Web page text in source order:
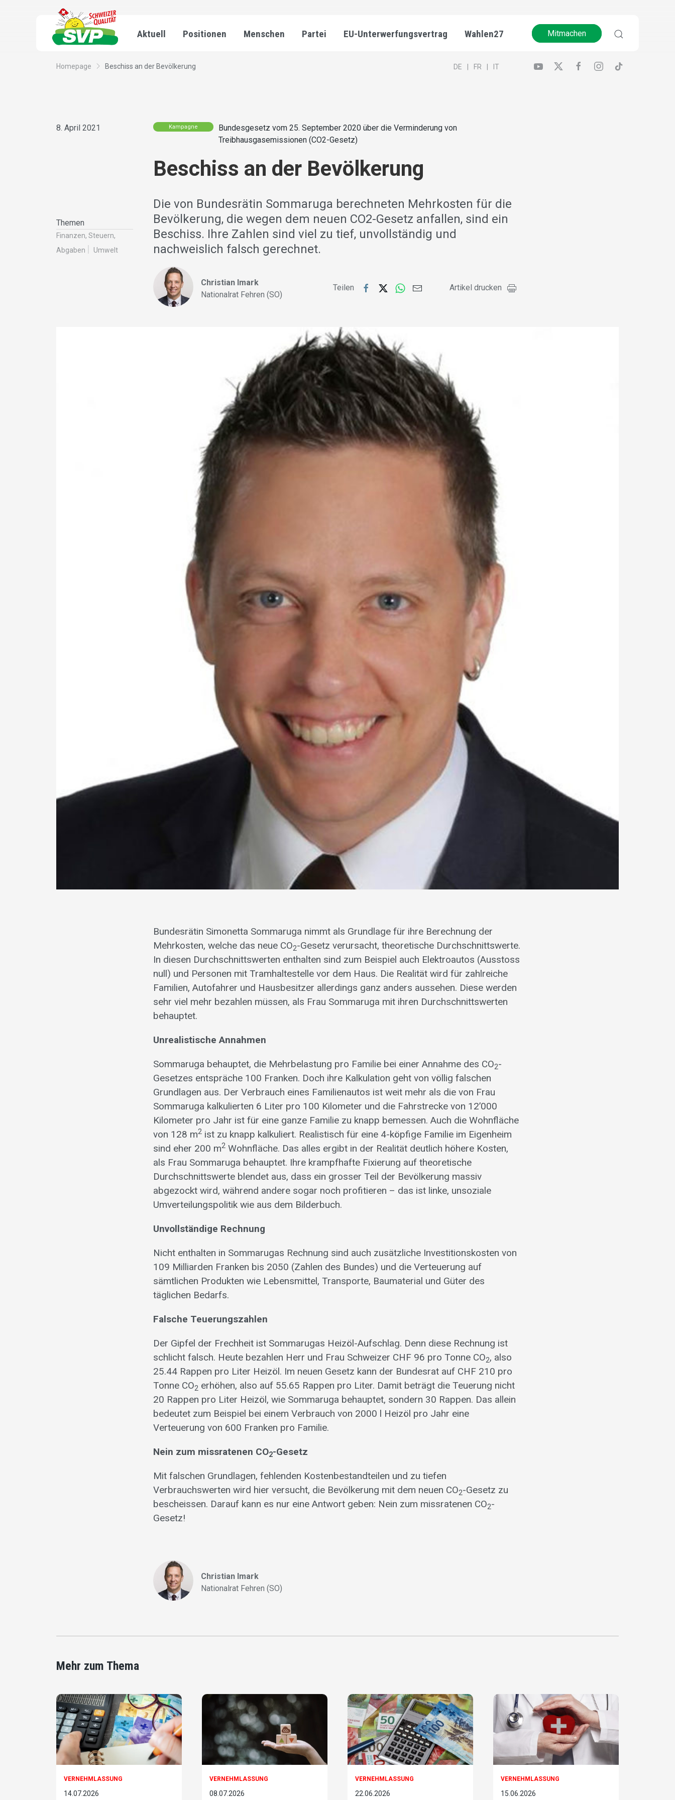
Aktuell Positionen Menschen Partei EU-Unterwerfungsvertrag Wahlen27 Mitmachen
Homepage Beschiss an der Bevölkerung DE FR IT
8. April 2021
Themen
Finanzen, Steuern,
Abgaben
Umwelt
Kampagne
Bundesgesetz vom 25. September 2020 über die Verminderung von
Treibhausgasemissionen (CO2-Gesetz)
Beschiss an der Bevölkerung
Die von Bundesrätin Sommaruga berechneten Mehrkosten für die
Bevölkerung, die wegen dem neuen CO2-Gesetz anfallen, sind ein
Beschiss. Ihre Zahlen sind viel zu tief, unvollständig und
nachweislich falsch gerechnet.
Christian Imark
Nationalrat Fehren (SO)
Teilen Artikel drucken
Bundesrätin Simonetta Sommaruga nimmt als Grundlage für ihre Berechnung der
Mehrkosten, welche das neue CO2-Gesetz verursacht, theoretische Durchschnittswerte.
In diesen Durchschnittswerten enthalten sind zum Beispiel auch Elektroautos (Ausstoss
null) und Personen mit Tramhaltestelle vor dem Haus. Die Realität wird für zahlreiche
Familien, Autofahrer und Hausbesitzer allerdings ganz anders aussehen. Diese werden
sehr viel mehr bezahlen müssen, als Frau Sommaruga mit ihren Durchschnittswerten
behauptet.
Unrealistische Annahmen
Sommaruga behauptet, die Mehrbelastung pro Familie bei einer Annahme des CO2-
Gesetzes entspräche 100 Franken. Doch ihre Kalkulation geht von völlig falschen
Grundlagen aus. Der Verbrauch eines Familienautos ist weit mehr als die von Frau
Sommaruga kalkulierten 6 Liter pro 100 Kilometer und die Fahrstrecke von 12’000
Kilometer pro Jahr ist für eine ganze Familie zu knapp bemessen. Auch die Wohnfläche
von 128 m2 ist zu knapp kalkuliert. Realistisch für eine 4-köpfige Familie im Eigenheim
sind eher 200 m2 Wohnfläche. Das alles ergibt in der Realität deutlich höhere Kosten,
als Frau Sommaruga behauptet. Ihre krampfhafte Fixierung auf theoretische
Durchschnittswerte blendet aus, dass ein grosser Teil der Bevölkerung massiv
abgezockt wird, während andere sogar noch profitieren – das ist linke, unsoziale
Umverteilungspolitik wie aus dem Bilderbuch.
Unvollständige Rechnung
Nicht enthalten in Sommarugas Rechnung sind auch zusätzliche Investitionskosten von
109 Milliarden Franken bis 2050 (Zahlen des Bundes) und die Verteuerung auf
sämtlichen Produkten wie Lebensmittel, Transporte, Baumaterial und Güter des
täglichen Bedarfs.
Falsche Teuerungszahlen
Der Gipfel der Frechheit ist Sommarugas Heizöl-Aufschlag. Denn diese Rechnung ist
schlicht falsch. Heute bezahlen Herr und Frau Schweizer CHF 96 pro Tonne CO2, also
25.44 Rappen pro Liter Heizöl. Im neuen Gesetz kann der Bundesrat auf CHF 210 pro
Tonne CO2 erhöhen, also auf 55.65 Rappen pro Liter. Damit beträgt die Teuerung nicht
20 Rappen pro Liter Heizöl, wie Sommaruga behauptet, sondern 30 Rappen. Das allein
bedeutet zum Beispiel bei einem Verbrauch von 2000 l Heizöl pro Jahr eine
Verteuerung von 600 Franken pro Familie.
Nein zum missratenen CO2-Gesetz
Mit falschen Grundlagen, fehlenden Kostenbestandteilen und zu tiefen
Verbrauchswerten wird hier versucht, die Bevölkerung mit dem neuen CO2-Gesetz zu
bescheissen. Darauf kann es nur eine Antwort geben: Nein zum missratenen CO2-
Gesetz!
Christian Imark
Nationalrat Fehren (SO)
Mehr zum Thema
VERNEHMLASSUNG
14.07.2026
VERNEHMLASSUNG
08.07.2026
VERNEHMLASSUNG
22.06.2026
VERNEHMLASSUNG
15.06.2026